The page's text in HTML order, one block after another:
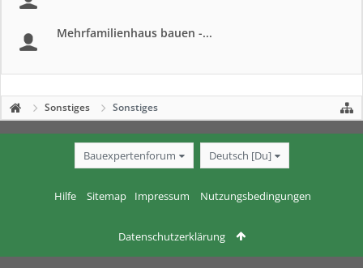
Mehrfamilienhaus bauen -...
Sonstiges Sonstiges
Bauexpertenforum Deutsch [Du]
Hilfe Sitemap Impressum Nutzungsbedingungen
Datenschutzerklärung